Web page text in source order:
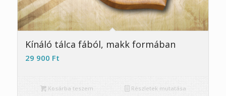
Kínáló tálca fából, makk formában
29 900 Ft
Kosárba teszem Részletek mutatása